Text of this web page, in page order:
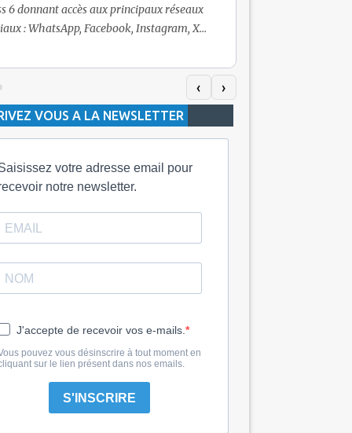
6 donnant accès aux principaux réseaux
: WhatsApp, Facebook, Instagram, X
inclut 100 Mo, le Pass 10 Dh offre 400 Mo,
que les formules à 20 Dh et 30 Dh
respectivement 1 Go et 2 Go. Les
de validité sont de 3 jours pour
‹ ›
VOUS A LA NEWSLETTER
votre adresse email pour
notre newsletter.
J'accepte de recevoir vos e-mails.
pouvez vous désinscrire à tout moment en
sur le lien présent dans nos emails.
S'INSCRIRE